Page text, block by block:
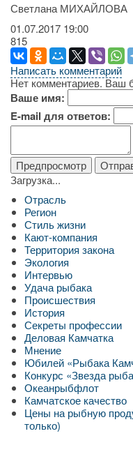
Светлана МИХАЙЛОВА
01.07.2017 19:00
815
Написать комментарий
Нет комментариев. Ваш
Ваше имя:
E-mail для ответов:
Загрузка...
Отрасль
Регион
Стиль жизни
Кают-компания
Территория закона
Экология
Интервью
Удача рыбака
Происшествия
История
Секреты профессии
Деловая Камчатка
Мнение
Юбилей «Рыбака
Конкурс «Звезда
Океанрыбфлот
Камчатское качество
Цены на рыбную
только)